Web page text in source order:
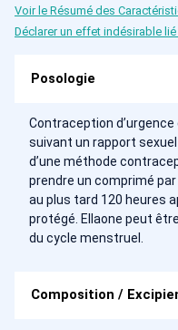
Voir le Résumé des
Déclarer un effet indésirable
Posologie
Contraception
suivant un rapport
d’une méthode
prendre un comprimé
au plus tard 120 heures
protégé. Ellaone peut
du cycle menstruel.
Composition /